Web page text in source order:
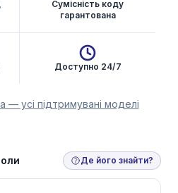
Сумісність коду
гарантована
Доступно 24/7
— усі підтримувані моделі
Де його знайти?